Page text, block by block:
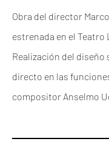
Obra del director
estrenada en el Teatro
Realización del diseño
directo en las
compositor Anselmo